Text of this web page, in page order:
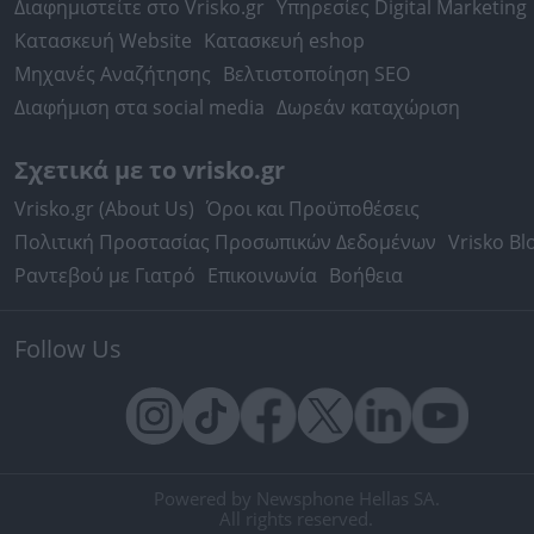
Διαφημιστείτε στο Vrisko.gr Υπηρεσίες Digital Marketing
Κατασκευή Website Κατασκευή eshop
Μηχανές Αναζήτησης Βελτιστοποίηση SEO
Διαφήμιση στα social media Δωρεάν καταχώριση
Σχετικά με το vrisko.gr
Vrisko.gr (About Us) Όροι και Προϋποθέσεις
Πολιτική Προστασίας Προσωπικών Δεδομένων Vrisko
Ραντεβού με Γιατρό Επικοινωνία Βοήθεια
Follow Us
Powered by Newsphone Hellas SA.
All rights reserved.